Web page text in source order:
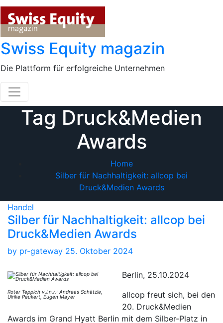
Skip
content
Swiss Equity magazin
Die Plattform für erfolgreiche Unternehmen
Tag Druck&Medien
Awards
Home
Silber für Nachhaltigkeit: allcop bei
Druck&Medien Awards
Handel
Silber für Nachhaltigkeit: allcop bei
Druck&Medien Awards
by pr-gateway 25. Oktober 2024
Roter Teppich v.l.n.r.: Andreas Schätzle,
Ulrike Peukert, Eugen Mayer
Berlin, 25.10.2024
allcop freut sich, bei den
20. Druck&Medien
Awards im Grand Hyatt Berlin mit dem Silber-Platz in